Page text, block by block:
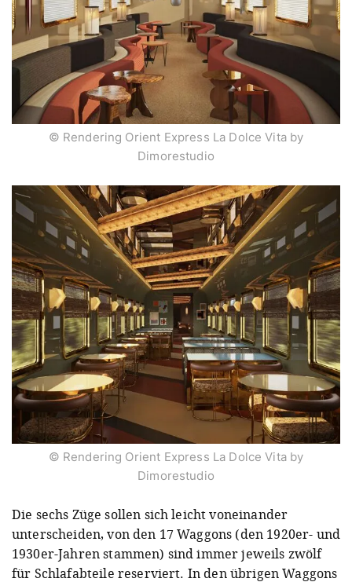
© Rendering Orient Express La Dolce Vita by
Dimorestudio
© Rendering Orient Express La Dolce Vita by
Dimorestudio
Die sechs Züge sollen sich leicht voneinander
unterscheiden, von den 17 Waggons (den 1920er- und
1930er-Jahren stammen) sind immer jeweils zwölf
für Schlafabteile reserviert. In den übrigen Waggons